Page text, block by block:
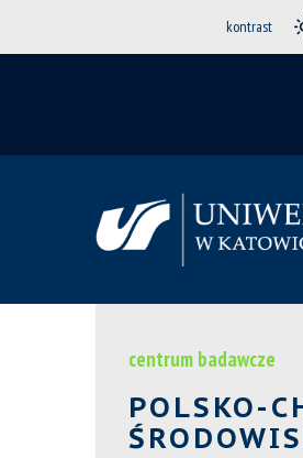
kontrast
centrum badawcze
POLSKO-